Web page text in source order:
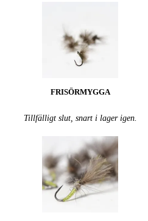
FRISÖRMYGGA
Tillfälligt slut, snart i lager igen.